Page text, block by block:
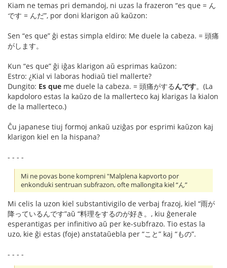
Kiam ne temas pri demandoj, ni uzas la frazeron “es que = ん
です = んだ”, por doni klarigon aŭ kaŭzon:
Sen “es que” ĝi estas simpla eldiro: Me duele la cabeza. = 頭痛
がします。
Kun “es que” ĝi iĝas klarigon aŭ esprimas kaŭzon:
Estro: ¿Kial vi laboras hodiaŭ tiel mallerte?
Dungito: Es que me duele la cabeza. = 頭痛がするんです。(La
kapdoloro estas la kaŭzo de la mallerteco kaj klarigas la kialon
de la mallerteco.)
Ĉu japanese tiuj formoj ankaŭ uziĝas por esprimi kaŭzon kaj
klarigon kiel en la hispana?
- - - -
Mi ne povas bone kompreni "Malplena kapvorto por
enkonduki sentruan subfrazon, ofte mallongita kiel “ん”
Mi celis la uzon kiel substantivigilo de verbaj frazoj, kiel “雨が
降っているんです”aŭ “料理をするのが好き。, kiu ĝenerale
esperantigas per infinitivo aŭ per ke-subfrazo. Tio estas la
uzo, kie ĝi estas (foje) anstataŭebla per “こと” kaj “もの”.
- - - -